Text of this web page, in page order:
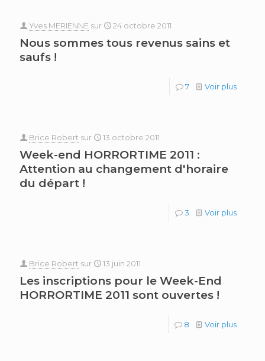
Yves MERIENNE sur 24 octobre 2011
Nous sommes tous revenus sains et
saufs !
7 Voir plus
Brice Robert sur 13 octobre 2011
Week-end HORRORTIME 2011 :
Attention au changement d'horaire
du départ !
3 Voir plus
Brice Robert sur 13 juin 2011
Les inscriptions pour le Week-End
HORRORTIME 2011 sont ouvertes !
8 Voir plus